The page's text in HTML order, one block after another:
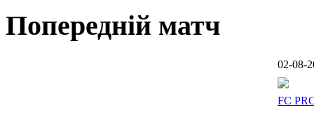
Попередній матч
02-08-
FC